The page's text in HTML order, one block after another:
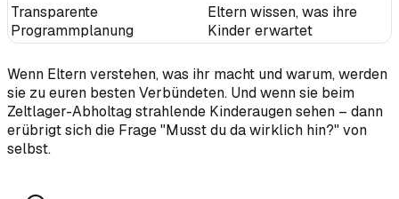
Transparente
Programmplanung
Eltern wissen, was ihre
Kinder erwartet
Wenn Eltern verstehen, was ihr macht und warum, werden
sie zu euren besten Verbündeten. Und wenn sie beim
Zeltlager-Abholtag strahlende Kinderaugen sehen – dann
erübrigt sich die Frage "Musst du da wirklich hin?" von
selbst.